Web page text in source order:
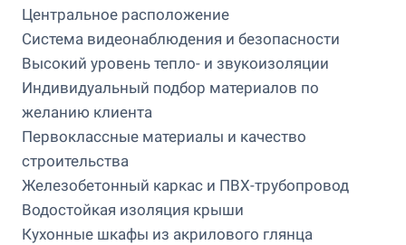
Центральное расположение
Система видеонаблюдения и безопасности
Высокий уровень тепло- и звукоизоляции
Индивидуальный подбор материалов по
желанию клиента
Первоклассные материалы и качество
строительства
Железобетонный каркас и ПВХ-трубопровод
Водостойкая изоляция крыши
Кухонные шкафы из акрилового глянца